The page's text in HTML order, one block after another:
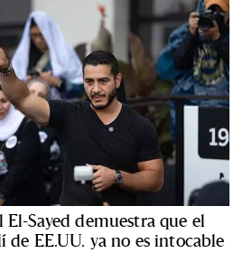
Sayed demuestra que el
EE.UU. ya no es intocable